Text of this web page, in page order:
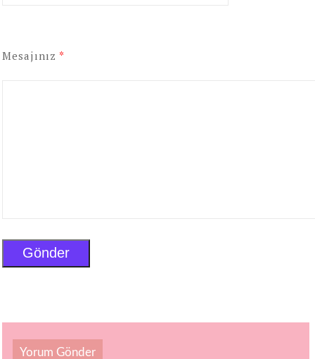
Mesajınız *
Yorum Gönder